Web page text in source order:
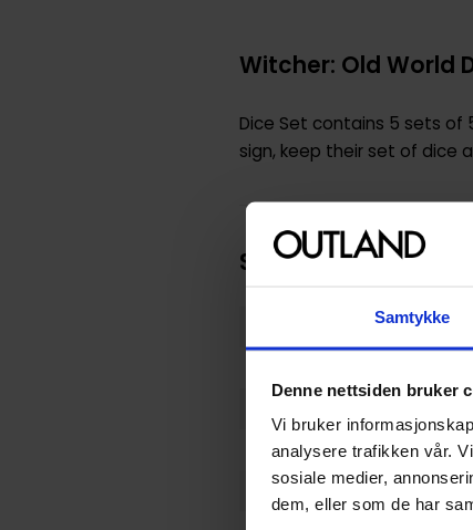
Samtykke
Denne nettsiden bruker
Vi bruker
analysere trafikken vår.
sosiale medier,
dem, eller som de har
Witcher: Old World
Dice Set contains 5 sets of
sign, keep their set of dice
Spesifikasjoner
Serie
Utgiver